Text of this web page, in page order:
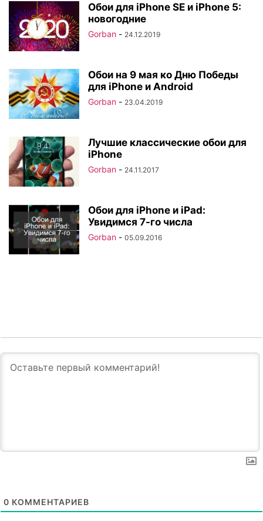
Обои для iPhone SE и iPhone 5:
новогодние
Gorban - 24.12.2019
Обои на 9 мая ко Дню Победы
для iPhone и Android
Gorban - 23.04.2019
Лучшие классические обои для
iPhone
Gorban - 24.11.2017
Обои для iPhone и iPad:
Увидимся 7-го числа
Gorban - 05.09.2016
0 КОММЕНТАРИЕВ